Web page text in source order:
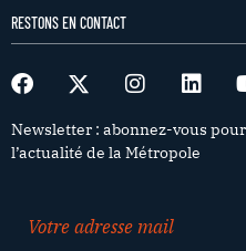
RESTONS EN CONTACT
Newsletter : abonnez-vous
l’actualité de la Métropole